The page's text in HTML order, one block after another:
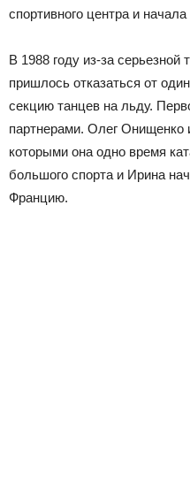
спортивного центра и
В 1988 году из-за
пришлось отказаться от
секцию танцев на льду.
партнерами. Олег Онищенко
которыми она одно время
большого спорта и Ирина
Францию.